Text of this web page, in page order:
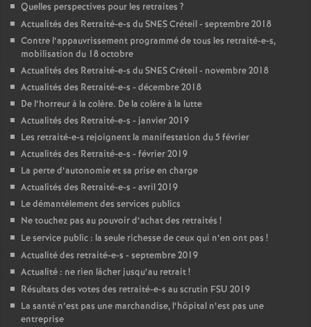
Quelles perspectives pour les retraites ?
Actualités des Retraité-e-s duSNESCréteil - septembre 2018
Contre l’appauvrissement programmé de tous les retraité-e-s,
mobilisation du 18 octobre
Actualités des Retraité-e-s duSNESCréteil - novembre 2018
Actualités des Retraité-e-s - décembre 2018
De l’horreur à la colère. De la colère à la lutte
Actualités des Retraité-e-s - janvier 2019
Les retraité-e-s rejoignent la manifestation du 5 février
Actualités des Retraité-e-s - février 2019
La perte d’autonomie et sa prise en charge
Actualités des Retraité-e-s - avril 2019
Le démantèlement des services publics
Ne touchez pas au pouvoir d’achat des retraités !
Le service public : la seule richesse de ceux qui n’en ont pas !
Actualité des retraité-e-s - septembre 2019
Actualité : ne rien lâcher jusqu’au retrait!
Résultats des votes des retraité-e-s au scrutin FSU 2019
La santé n’est pas une marchandise, l’hôpital n’est pas une
entreprise